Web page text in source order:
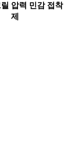
압력 민감 접착
제